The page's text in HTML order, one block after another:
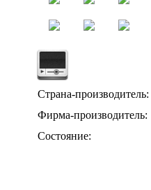
Страна-производитель:
Фирма-производитель:
Состояние: